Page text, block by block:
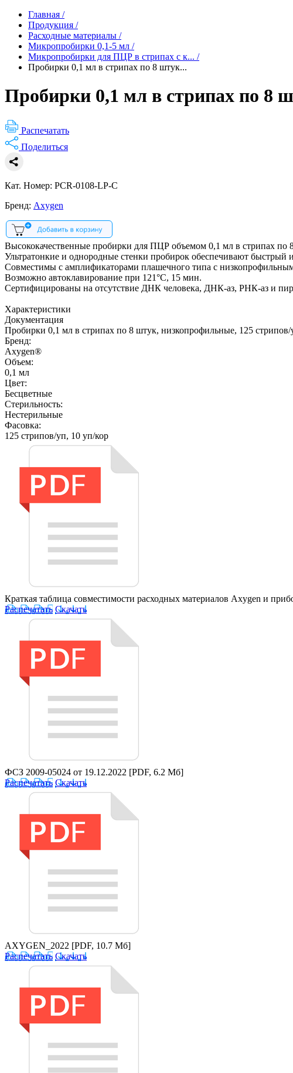
Главная /
Продукция /
Расходные материалы /
Микропробирки 0,1-5 мл /
Микропробирки для ПЦР в стрипах с к... /
Пробирки 0,1 мл в стрипах по 8 штук...
Пробирки 0,1 мл в стрипах по 8
Распечатать
Поделиться
Кат. Номер: PCR-0108-LP-C
Бренд: Axygen
Высококачественные пробирки для ПЦР объемом 0,1 мл в стрипах по
Ультратонкие и однородные стенки пробирок обеспечивают быстрый
Совместимы с амплификаторами плашечного типа с
Возможно автоклавирование при 121°С, 15 мин.
Сертифицированы на отсутствие ДНК человека, ДНК-аз, РНК-аз и
Характеристики
Документация
Пробирки 0,1 мл в стрипах по 8 штук, низкопрофильные, 125 стрипов/
Бренд:
Axygen®
Объем:
0,1 мл
Цвет:
Бесцветные
Стерильность:
Нестерильные
Фасовка:
125 стрипов/уп, 10 уп/кор
Краткая таблица совместимости расходных материалов Axygen и
Распечатать Скачать
ФСЗ 2009-05024 от 19.12.2022 [PDF, 6.2 Мб]
Распечатать Скачать
AXYGEN_2022 [PDF, 10.7 Мб]
Распечатать Скачать